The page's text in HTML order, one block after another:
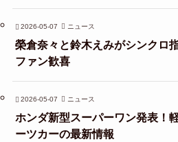
2026-05-07 ニュース
榮倉奈々と鈴木えみがシンクロ
ファン歓喜
2026-05-07 ニュース
ホンダ新型スーパーワン発表！
ーツカーの最新情報